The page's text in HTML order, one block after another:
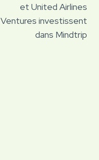
et United Airlines
Ventures investissent
dans Mindtrip